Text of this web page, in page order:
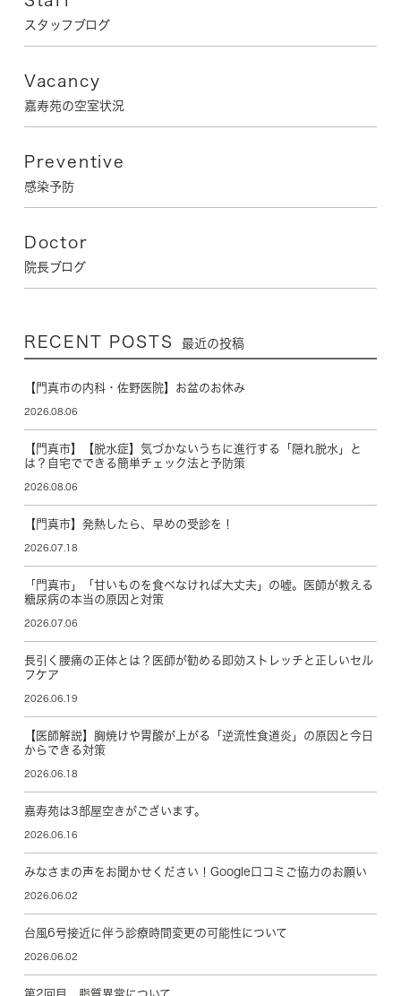
スタッフブログ
Vacancy
嘉寿苑の空室状況
Preventive
感染予防
Doctor
院長ブログ
RECENT POSTS 最近の投稿
【門真市の内科・佐野医院】お盆のお休み
2026.08.06
【門真市】【脱水症】気づかないうちに進行する「隠れ脱水」と
は？自宅でできる簡単チェック法と予防策
2026.08.06
【門真市】発熱したら、早めの受診を！
2026.07.18
「門真市」「甘いものを食べなければ大丈夫」の嘘。医師が教える
糖尿病の本当の原因と対策
2026.07.06
長引く腰痛の正体とは？医師が勧める即効ストレッチと正しいセル
フケア
2026.06.19
【医師解説】胸焼けや胃酸が上がる「逆流性食道炎」の原因と今日
からできる対策
2026.06.18
嘉寿苑は3部屋空きがございます。
2026.06.16
みなさまの声をお聞かせください！Google口コミご協力のお願い
2026.06.02
台風6号接近に伴う診療時間変更の可能性について
2026.06.02